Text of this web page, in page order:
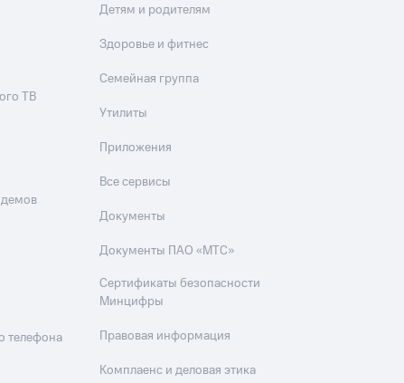
ТВ
телефона
Детям и родителям
Здоровье и фитнес
Семейная группа
Утилиты
Приложения
Все сервисы
Документы
Документы ПАО «МТС»
Сертификаты безопасности
Минцифры
Правовая информация
Комплаенс и деловая этика